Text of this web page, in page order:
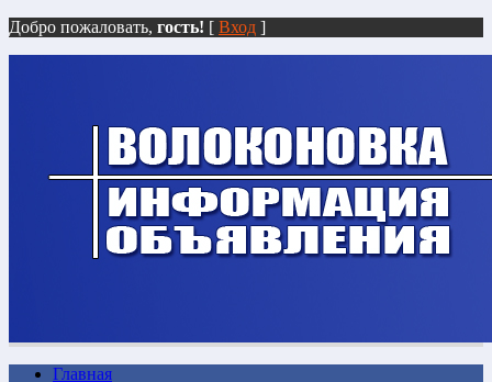
Добро пожаловать, гость! [ Вход ]
Главная